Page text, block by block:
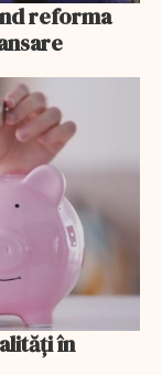
reforma
în